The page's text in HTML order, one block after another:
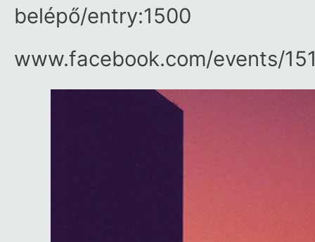
belépő/entry:1500
www.facebook.com/​events/​